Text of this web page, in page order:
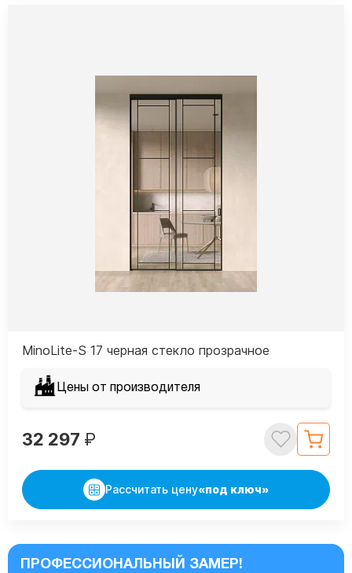
MinoLite-S 17 черная стекло прозрачное
Цены от производителя
32 297 ₽
Рассчитать цену«под ключ»
ПРОФЕССИОНАЛЬНЫЙ ЗАМЕР!